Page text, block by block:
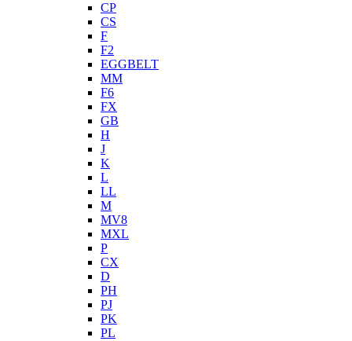
CP
CS
F
F2
EGGBELT
MM
F6
FX
GB
H
J
K
L
LL
M
MV8
MXL
P
CX
D
PH
PJ
PK
PL